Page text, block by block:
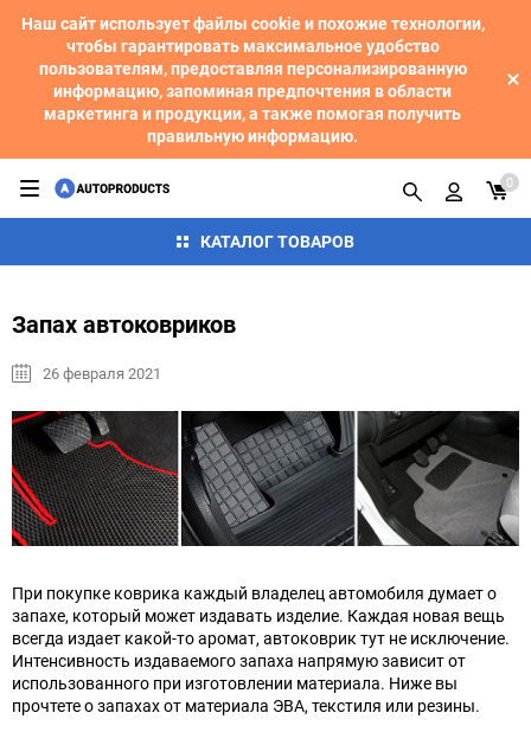
Наш сайт использует файлы cookie и похожие технологии,
чтобы гарантировать максимальное удобство
пользователям, предоставляя персонализированную
информацию, запоминая предпочтения в области
маркетинга и продукции, а также помогая получить
правильную информацию.
КАТАЛОГ ТОВАРОВ
0
Запах автоковриков
26 февраля 2021
При покупке коврика каждый владелец автомобиля думает о
запахе, который может издавать изделие. Каждая новая вещь
всегда издает какой-то аромат, автоковрик тут не исключение.
Интенсивность издаваемого запаха напрямую зависит от
использованного при изготовлении материала. Ниже вы
прочтете о запахах от материала ЭВА, текстиля или резины.